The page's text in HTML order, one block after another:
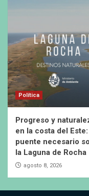
Política
Progreso y
en la costa del
puente necesario
la Laguna de Rocha
agosto 8, 2026